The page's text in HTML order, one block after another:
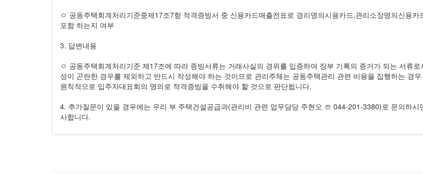
ㅇ 공동주택회계처리기준중제17조7항 적격증빙서 중 신용카드매출전표로 경리명의시용카드,관리소장명의신용
포함 하는지 여부
3. 답변내용
ㅇ 공동주택회계처리기준 제17조에 따라 증빙서류는 거래사실의 경위를 입증하여 장부 기록의 증거가 되는 서류
성이 곤란한 경우를 제외하고 반드시 작성해야 하는 것이므로 관리주체는 공동주택관리 관련 비용을 집행하는 경
원칙적으로 입주자대표회의 명의로 적격증빙을 수취해야 할 것으로 판단됩니다.
4. 추가질문이 있을 경우에는 우리 부 주택건설공급과(관리비 관련 업무담당 주현오 ☏ 044-201-3380)로 문의하시
사합니다.